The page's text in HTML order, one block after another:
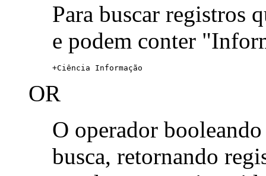
Para buscar registros
e podem conter
+Ciência Informação
OR
O operador
busca, retornando